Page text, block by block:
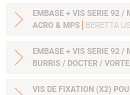
EMBASE + VIS SERIE 92 /
ACRO & MPS
BERETTA
EMBASE + VIS SERIE 92 /
BURRIS / DOCTER /
VIS DE FIXATION (X2) POUR